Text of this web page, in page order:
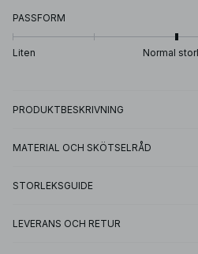
PASSFORM
Liten Normal
PRODUKTBESKRIVNING
MATERIAL OCH SKÖTSELRÅD
STORLEKSGUIDE
LEVERANS OCH RETUR